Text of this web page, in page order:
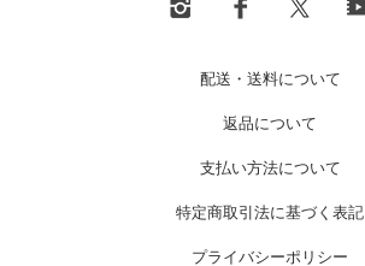
配送・送料について
返品について
支払い方法について
特定商取引法に基づく表記
プライバシーポリシー